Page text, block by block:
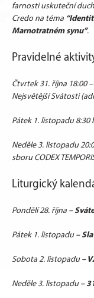
farnosti uskuteční
Credo na téma
Marnotratném synu”.
Pravidelné
Čtvrtek31. října 18:00
Nejsvětější Svátosti
Pátek 1. listopadu 8:30
Neděle3. listopadu
sboruCODEX
Liturgický
Pondělí28. října –
Pátek 1. listopadu –
Sobota2. listopadu–
Neděle 3. listopadu–